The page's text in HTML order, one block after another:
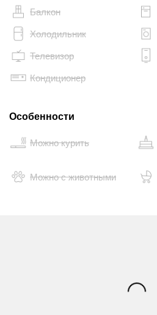
Балкон
Холодильник
Телевизор
Кондиционер
Особенности
Можно курить
Можно с животными